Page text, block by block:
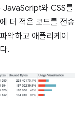
JavaScript와 CSS를
더 적은 코드를 전송
악하고 애플리케이
.